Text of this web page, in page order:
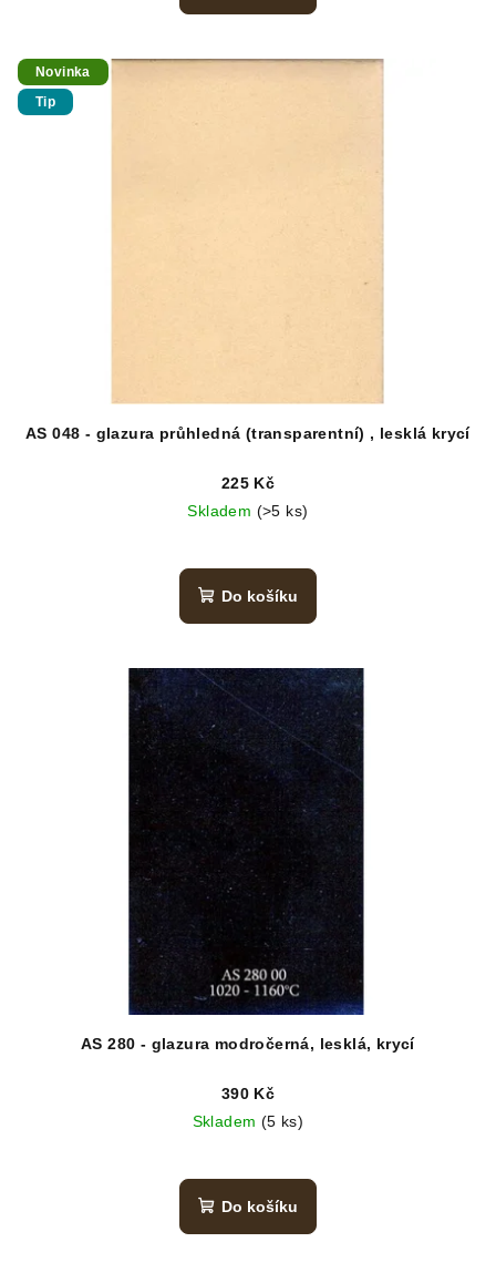
Novinka
Tip
AS 048 - glazura průhledná (transparentní) , lesklá krycí
225 Kč
Skladem (>5 ks)
Do košíku
AS 280 - glazura modročerná, lesklá, krycí
390 Kč
Skladem (5 ks)
Do košíku